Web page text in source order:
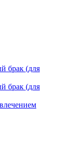
брак (для
брак (для